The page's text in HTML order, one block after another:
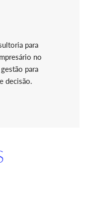
para
no
para
decisão.